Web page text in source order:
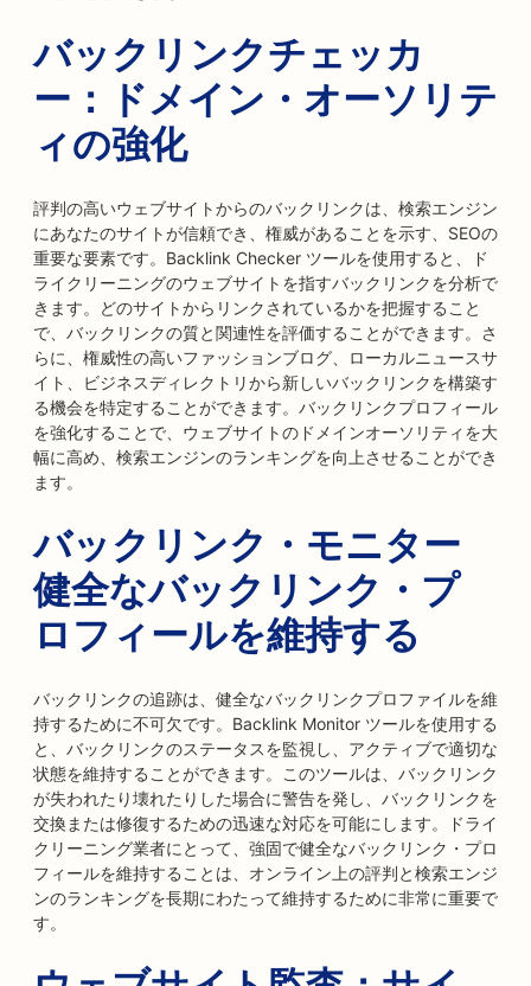
バックリンクチェッカ
ー：ドメイン・オーソリテ
ィの強化
評判の高いウェブサイトからのバックリンクは、検索エンジン
にあなたのサイトが信頼でき、権威があることを示す、SEOの
重要な要素です。Backlink Checker ツールを使用すると、ド
ライクリーニングのウェブサイトを指すバックリンクを分析で
きます。どのサイトからリンクされているかを把握すること
で、バックリンクの質と関連性を評価することができます。さ
らに、権威性の高いファッションブログ、ローカルニュースサ
イト、ビジネスディレクトリから新しいバックリンクを構築す
る機会を特定することができます。バックリンクプロフィール
を強化することで、ウェブサイトのドメインオーソリティを大
幅に高め、検索エンジンのランキングを向上させることができ
ます。
バックリンク・モニター
健全なバックリンク・プ
ロフィールを維持する
バックリンクの追跡は、健全なバックリンクプロファイルを維
持するために不可欠です。Backlink Monitor ツールを使用する
と、バックリンクのステータスを監視し、アクティブで適切な
状態を維持することができます。このツールは、バックリンク
が失われたり壊れたりした場合に警告を発し、バックリンクを
交換または修復するための迅速な対応を可能にします。ドライ
クリーニング業者にとって、強固で健全なバックリンク・プロ
フィールを維持することは、オンライン上の評判と検索エンジ
ンのランキングを長期にわたって維持するために非常に重要で
す。